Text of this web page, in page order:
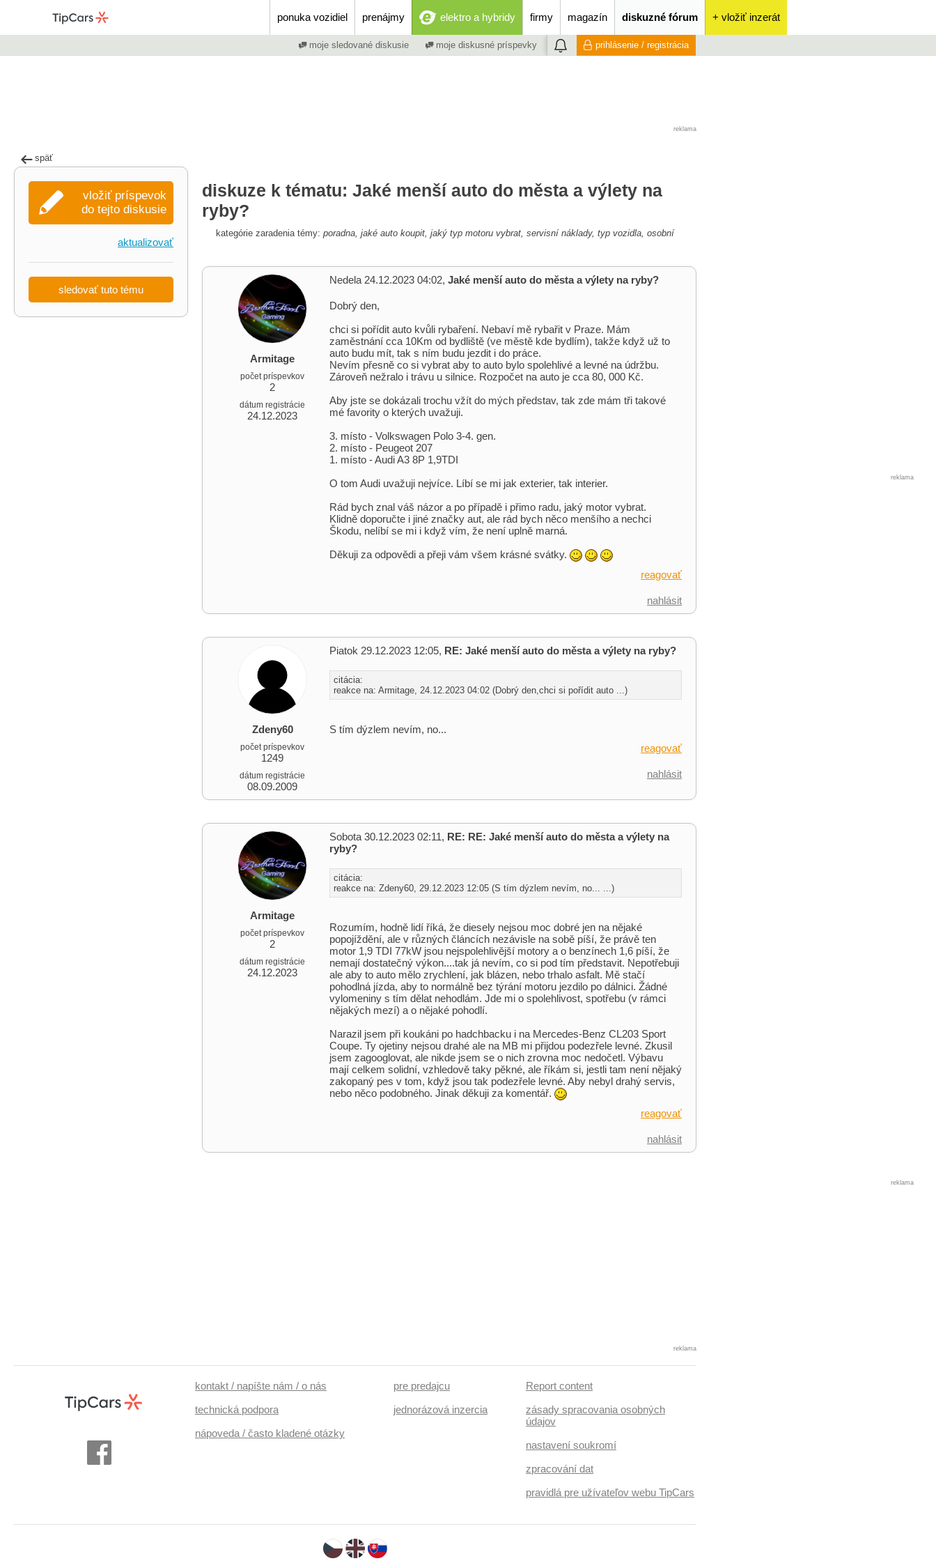
ponuka vozidiel prenájmy elektro a hybridy firmy magazín diskuzné fórum + vložiť inzerát
moje sledované diskusie moje diskusné príspevky prihlásenie / registrácia
reklama
späť
diskuze k tématu: Jaké menší auto do města a výlety na
ryby?
kategórie zaradenia témy: poradna, jaké auto koupit, jaký typ motoru vybrat, servisní náklady, typ vozidla, osobní
Armitage
počet príspevkov
2
dátum registrácie
24.12.2023
Nedela 24.12.2023 04:02, Jaké menší auto do města a výlety na ryby?
Dobrý den,
chci si pořídit auto kvůli rybaření. Nebaví mě rybařit v Praze. Mám
zaměstnání cca 10Km od bydliště (ve městě kde bydlím), takže když už to
auto budu mít, tak s ním budu jezdit i do práce.
Nevím přesně co si vybrat aby to auto bylo spolehlivé a levné na údržbu.
Zároveň nežralo i trávu u silnice. Rozpočet na auto je cca 80, 000 Kč.
Aby jste se dokázali trochu vžít do mých představ, tak zde mám tři takové
mé favority o kterých uvažuji.
3. místo - Volkswagen Polo 3-4. gen.
2. místo - Peugeot 207
1. místo - Audi A3 8P 1,9TDI
O tom Audi uvažuji nejvíce. Líbí se mi jak exterier, tak interier.
Rád bych znal váš názor a po případě i přimo radu, jaký motor vybrat.
Klidně doporučte i jiné značky aut, ale rád bych něco menšího a nechci
Škodu, nelíbí se mi i když vím, že není uplně marná.
Děkuji za odpovědi a přeji vám všem krásné svátky.
reagovať
nahlásit
Zdeny60
počet príspevkov
1249
dátum registrácie
08.09.2009
Piatok 29.12.2023 12:05, RE: Jaké menší auto do města a výlety na ryby?
citácia:
reakce na: Armitage, 24.12.2023 04:02 (Dobrý den,chci si pořídit auto ...)
S tím dýzlem nevím, no...
reagovať
nahlásit
Armitage
počet príspevkov
2
dátum registrácie
24.12.2023
Sobota 30.12.2023 02:11, RE: RE: Jaké menší auto do města a výlety na
ryby?
citácia:
reakce na: Zdeny60, 29.12.2023 12:05 (S tím dýzlem nevím, no... ...)
Rozumím, hodně lidí říká, že diesely nejsou moc dobré jen na nějaké
popojíždění, ale v různých článcích nezávisle na sobě píší, že právě ten
motor 1,9 TDI 77kW jsou nejspolehlivější motory a o benzínech 1,6 píší, že
nemají dostatečný výkon....tak já nevím, co si pod tím představit. Nepotřebuji
ale aby to auto mělo zrychlení, jak blázen, nebo trhalo asfalt. Mě stačí
pohodlná jízda, aby to normálně bez týrání motoru jezdilo po dálnici. Žádné
vylomeniny s tím dělat nehodlám. Jde mi o spolehlivost, spotřebu (v rámci
nějakých mezí) a o nějaké pohodlí.
Narazil jsem při koukáni po hadchbacku i na Mercedes-Benz CL203 Sport
Coupe. Ty ojetiny nejsou drahé ale na MB mi přijdou podezřele levné. Zkusil
jsem zagooglovat, ale nikde jsem se o nich zrovna moc nedočetl. Výbavu
mají celkem solidní, vzhledově taky pěkné, ale říkám si, jestli tam není nějaký
zakopaný pes v tom, když jsou tak podezřele levné. Aby nebyl drahý servis,
nebo něco podobného. Jinak děkuji za komentář.
reagovať
nahlásit
vložiť príspevok
do tejto diskusie
aktualizovať
sledovať tuto tému
reklama
reklama
reklama
kontakt / napíšte nám / o nás
technická podpora
nápoveda / často kladené otázky
pre predajcu
jednorázová inzercia
Report content
zásady spracovania osobných
údajov
nastavení soukromí
zpracování dat
pravidlá pre užívateľov webu TipCars